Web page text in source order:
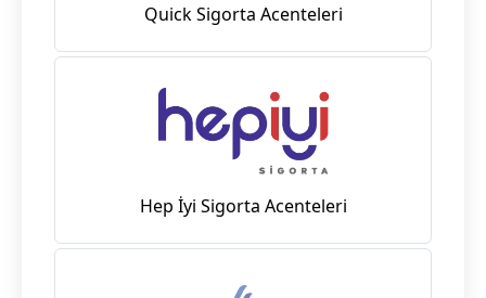
Quick Sigorta Acenteleri
Hep İyi Sigorta Acenteleri